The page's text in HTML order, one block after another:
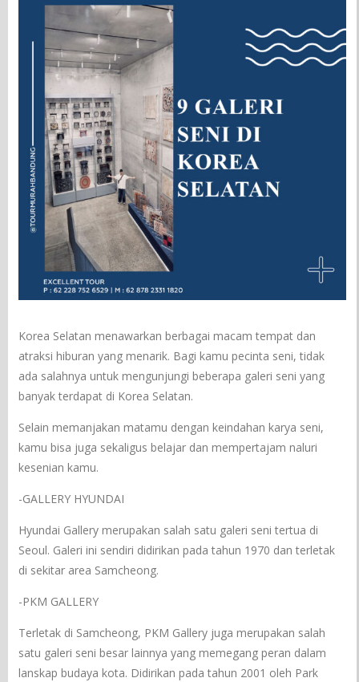
Korea Selatan menawarkan berbagai macam tempat dan
atraksi hiburan yang menarik. Bagi kamu pecinta seni, tidak
ada salahnya untuk mengunjungi beberapa galeri seni yang
banyak terdapat di Korea Selatan.
Selain memanjakan matamu dengan keindahan karya seni,
kamu bisa juga sekaligus belajar dan mempertajam naluri
kesenian kamu.
-GALLERY HYUNDAI
Hyundai Gallery merupakan salah satu galeri seni tertua di
Seoul. Galeri ini sendiri didirikan pada tahun 1970 dan terletak
di sekitar area Samcheong.
-PKM GALLERY
Terletak di Samcheong, PKM Gallery juga merupakan salah
satu galeri seni besar lainnya yang memegang peran dalam
lanskap budaya kota. Didirikan pada tahun 2001 oleh Park